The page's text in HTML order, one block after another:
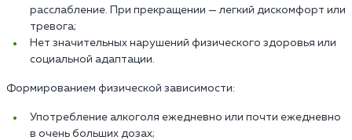
расслабление. При прекращении — легкий дискомфорт или
тревога;
Нет значительных нарушений физического здоровья или
социальной адаптации.
Формированием физической зависимости:
Употребление алкоголя ежедневно или почти ежедневно
в очень больших дозах;